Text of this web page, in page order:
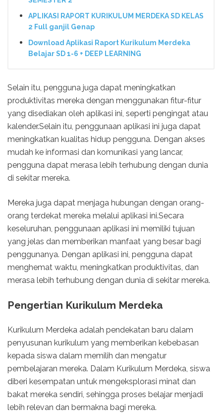
APLIKASI RAPORT KURIKULUM MERDEKA SD KELAS
2 Full ganjil Genap
Download Aplikasi Raport Kurikulum Merdeka
Belajar SD 1-6 + DEEP LEARNING
Selain itu, pengguna juga dapat meningkatkan
produktivitas mereka dengan menggunakan fitur-fitur
yang disediakan oleh aplikasi ini, seperti pengingat atau
kalender.Selain itu, penggunaan aplikasi ini juga dapat
meningkatkan kualitas hidup pengguna. Dengan akses
mudah ke informasi dan komunikasi yang lancar,
pengguna dapat merasa lebih terhubung dengan dunia
di sekitar mereka.
Mereka juga dapat menjaga hubungan dengan orang-
orang terdekat mereka melalui aplikasi ini.Secara
keseluruhan, penggunaan aplikasi ini memiliki tujuan
yang jelas dan memberikan manfaat yang besar bagi
penggunanya. Dengan aplikasi ini, pengguna dapat
menghemat waktu, meningkatkan produktivitas, dan
merasa lebih terhubung dengan dunia di sekitar mereka.
Pengertian Kurikulum Merdeka
Kurikulum Merdeka adalah pendekatan baru dalam
penyusunan kurikulum yang memberikan kebebasan
kepada siswa dalam memilih dan mengatur
pembelajaran mereka. Dalam Kurikulum Merdeka, siswa
diberi kesempatan untuk mengeksplorasi minat dan
bakat mereka sendiri, sehingga proses belajar menjadi
lebih relevan dan bermakna bagi mereka.